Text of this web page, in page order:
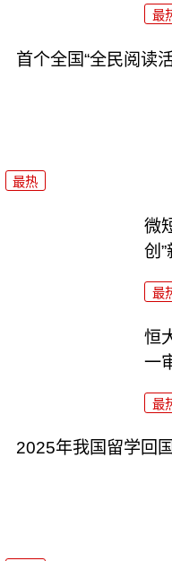
最
首个全国“全民阅读
最热
微
创
最
恒
一
最
2025年我国留学回